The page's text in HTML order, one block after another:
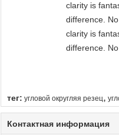
clarity is
difference.
clarity is
difference.
тег: угловой округляя резец,
Контактная информация